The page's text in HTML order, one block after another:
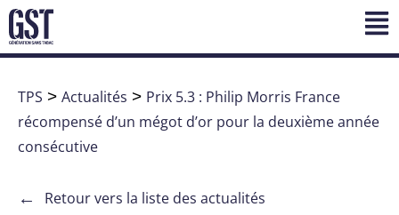
TPS > Actualités > Prix 5.3 : Philip Morris France
récompensé d’un mégot d’or pour la deuxième année
consécutive
← Retour vers la liste des actualités